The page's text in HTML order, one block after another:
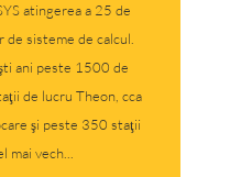
atingerea a 25 de
sisteme de calcul.
ani peste 1500 de
de lucru Theon, cca
şi peste 350 staţii
vech...